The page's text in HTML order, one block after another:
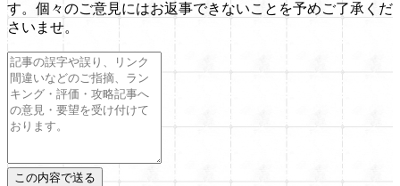
す。個々のご意見にはお返事できないことを予めご了承くだ
さいませ。